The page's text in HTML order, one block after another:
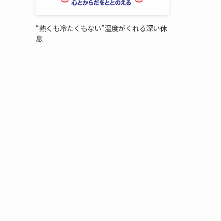
“熱くも冷たくもない”温度がくれる深い休
息